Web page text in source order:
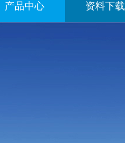
产品中心 资料下载